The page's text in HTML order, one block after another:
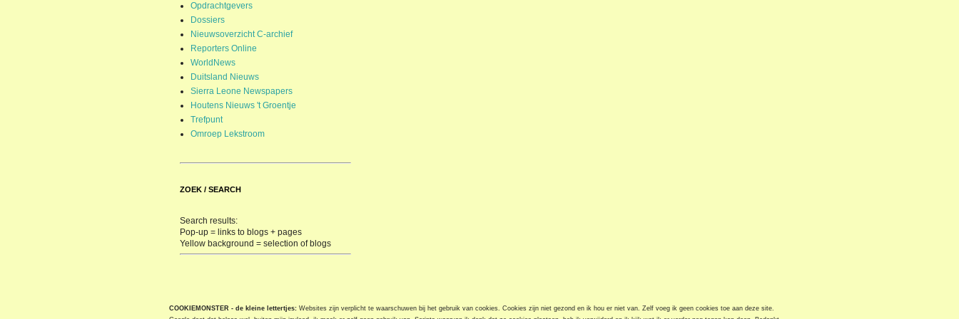
Opdrachtgevers
Dossiers
Nieuwsoverzicht C-archief
Reporters Online
WorldNews
Duitsland Nieuws
Sierra Leone Newspapers
Houtens Nieuws 't Groentje
Trefpunt
Omroep Lekstroom
ZOEK / SEARCH
Search results:
Pop-up = links to blogs + pages
Yellow background = selection of blogs
COOKIEMONSTER - de kleine lettertjes: Websites zijn verplicht te waarschuwen bij het gebruik van cookies. Cookies zijn niet gezond en ik hou er niet van. Zelf voeg ik geen cookies toe aan deze site.